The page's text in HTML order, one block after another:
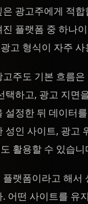
광고주에게 적
플랫폼 중 하나
고 형식이 자주 사
주도 기본 흐름
택하고, 광고 지면
설정한 뒤 데이터
성인 사이트, 광고
활용할 수 있습니
랫폼이라고 해서
어떤 사이트를 유